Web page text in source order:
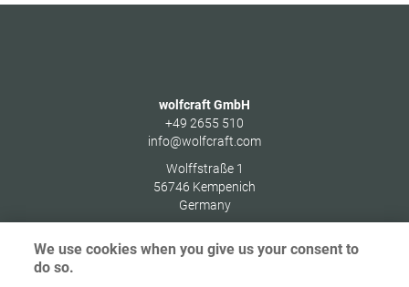
wolfcraft GmbH
+49 2655 510
info@wolfcraft.com
Wolffstraße 1
56746 Kempenich
Germany
We use cookies when you give us your consent to
do so.